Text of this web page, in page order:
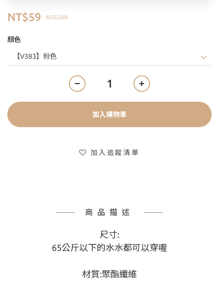
NT$399
NT$59
顏色
加入購物車
加入追蹤清單
商品描述
尺寸:
65公斤以下的水水都可以穿喔
材質:聚酯纖維